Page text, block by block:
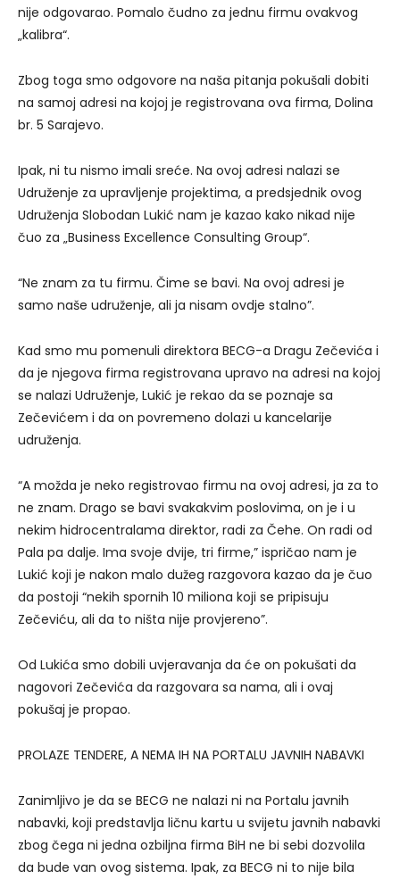
nije odgovarao. Pomalo čudno za jednu firmu ovakvog
„kalibra“.
Zbog toga smo odgovore na naša pitanja pokušali dobiti
na samoj adresi na kojoj je registrovana ova firma, Dolina
br. 5 Sarajevo.
Ipak, ni tu nismo imali sreće. Na ovoj adresi nalazi se
Udruženje za upravljenje projektima, a predsjednik ovog
Udruženja Slobodan Lukić nam je kazao kako nikad nije
čuo za „Business Excellence Consulting Group“.
“Ne znam za tu firmu. Čime se bavi. Na ovoj adresi je
samo naše udruženje, ali ja nisam ovdje stalno”.
Kad smo mu pomenuli direktora BECG-a Dragu Zečevića i
da je njegova firma registrovana upravo na adresi na kojoj
se nalazi Udruženje, Lukić je rekao da se poznaje sa
Zečevićem i da on povremeno dolazi u kancelarije
udruženja.
“A možda je neko registrovao firmu na ovoj adresi, ja za to
ne znam. Drago se bavi svakakvim poslovima, on je i u
nekim hidrocentralama direktor, radi za Čehe. On radi od
Pala pa dalje. Ima svoje dvije, tri firme,” ispričao nam je
Lukić koji je nakon malo dužeg razgovora kazao da je čuo
da postoji “nekih spornih 10 miliona koji se pripisuju
Zečeviću, ali da to ništa nije provjereno”.
Od Lukića smo dobili uvjeravanja da će on pokušati da
nagovori Zečevića da razgovara sa nama, ali i ovaj
pokušaj je propao.
PROLAZE TENDERE, A NEMA IH NA PORTALU JAVNIH NABAVKI
Zanimljivo je da se BECG ne nalazi ni na Portalu javnih
nabavki, koji predstavlja ličnu kartu u svijetu javnih nabavki
zbog čega ni jedna ozbiljna firma BiH ne bi sebi dozvolila
da bude van ovog sistema. Ipak, za BECG ni to nije bila